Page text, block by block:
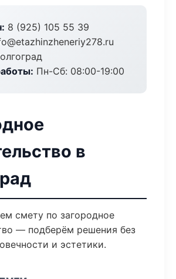
8 (925) 105 55 39
Пн-Сб: 08:00-19:00
в
смету по загородное
— подберём решения без
и эстетики.